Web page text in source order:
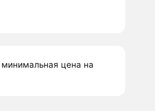
минимальная цена на